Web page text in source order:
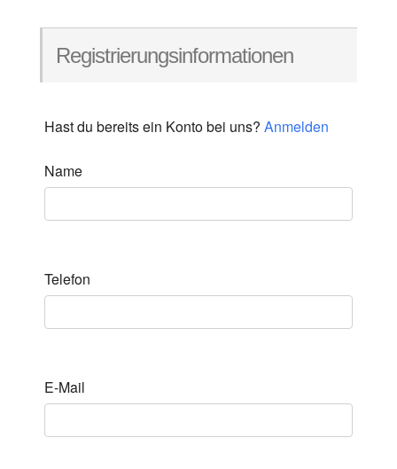
Registrierungsinformationen
Hast du bereits ein Konto bei uns? Anmelden
Name
Telefon
E-Mail